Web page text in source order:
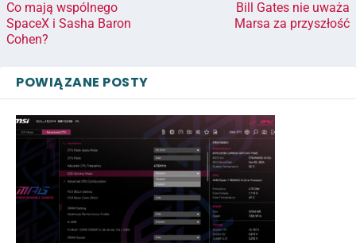
Co mają wspólnego
SpaceX i Sasha Baron
Cohen?
Bill Gates nie uważa
Marsa za przyszłość
POWIĄZANE POSTY